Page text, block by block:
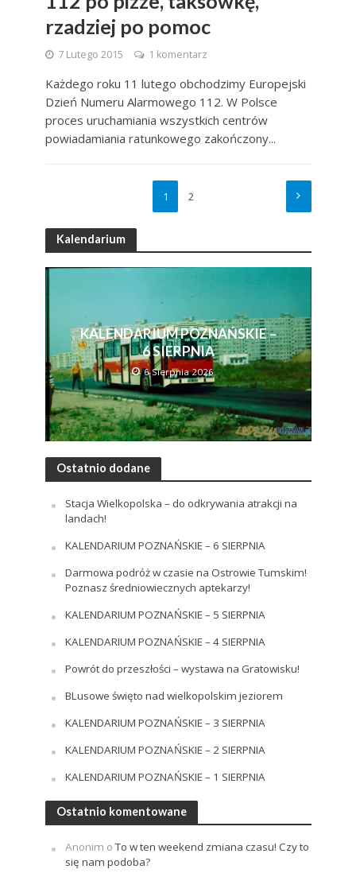
rzadziej po pomoc
7 Lutego 2015 1 komentarz
Każdego roku 11 lutego obchodzimy Europejski
Dzień Numeru Alarmowego 112. W Polsce
proces uruchamiania wszystkich centrów
powiadamiania ratunkowego zakończony...
1 2
Kalendarium
KALENDARIUM POZNAŃSKIE –
6 SIERPNIA
6 Sierpnia 2026
Ostatnio dodane
Stacja Wielkopolska – do odkrywania atrakcji na
landach!
KALENDARIUM POZNAŃSKIE – 6 SIERPNIA
Darmowa podróż w czasie na Ostrowie Tumskim!
Poznasz średniowiecznych aptekarzy!
KALENDARIUM POZNAŃSKIE – 5 SIERPNIA
KALENDARIUM POZNAŃSKIE – 4 SIERPNIA
Powrót do przeszłości – wystawa na Gratowisku!
BLusowe święto nad wielkopolskim jeziorem
KALENDARIUM POZNAŃSKIE – 3 SIERPNIA
KALENDARIUM POZNAŃSKIE – 2 SIERPNIA
KALENDARIUM POZNAŃSKIE – 1 SIERPNIA
Ostatnio komentowane
Anonim oTo w ten weekend zmiana czasu! Czy to
się nam podoba?